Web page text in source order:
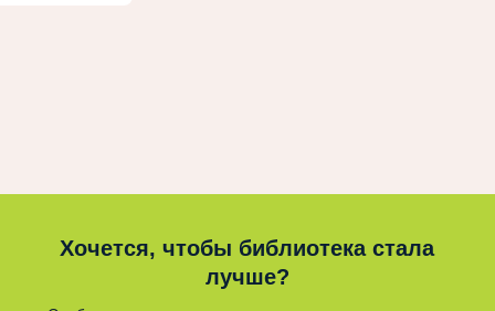
Хочется, чтобы библиотека стала
лучше?